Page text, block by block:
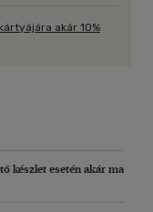
akár 10%
készlet esetén akár ma